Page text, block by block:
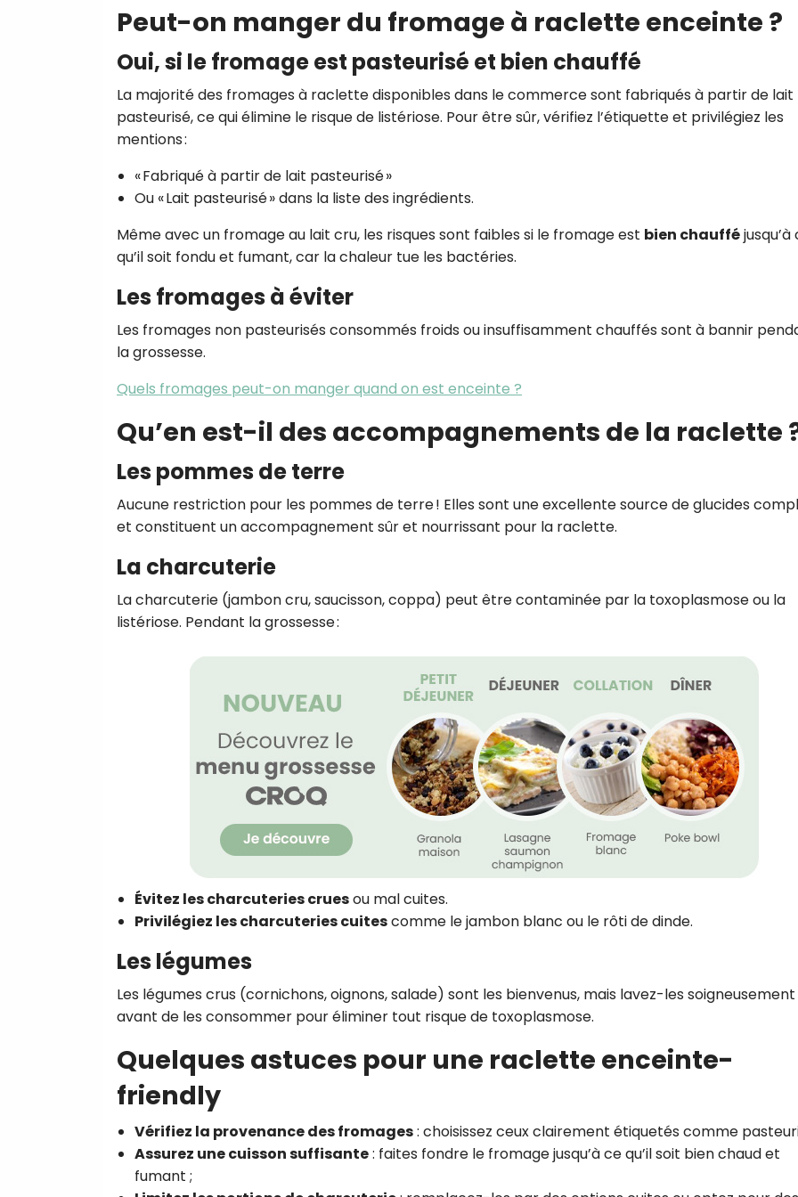
Peut-on manger du fromage à raclette enceinte ?
Oui, si le fromage est pasteurisé et bien chauffé
La majorité des fromages à raclette disponibles dans le commerce sont fabriqués à partir de lait
pasteurisé, ce qui élimine le risque de listériose. Pour être sûr, vérifiez l’étiquette et privilégiez les
mentions :
« Fabriqué à partir de lait pasteurisé »
Ou « Lait pasteurisé » dans la liste des ingrédients.
Même avec un fromage au lait cru, les risques sont faibles si le fromage est bien chaufféjusqu’à
qu’il soit fondu et fumant, car la chaleur tue les bactéries.
Les fromages à éviter
Les fromages non pasteurisés consommés froids ou insuffisamment chauffés sont à bannir
la grossesse.
Quels fromages peut-on manger quand on est enceinte ?
Qu’en est-il des accompagnements de la raclette
Les pommes de terre
Aucune restriction pour les pommes de terre ! Elles sont une excellente source de glucides
et constituent un accompagnement sûr et nourrissant pour la raclette.
La charcuterie
La charcuterie (jambon cru, saucisson, coppa) peut être contaminée par la toxoplasmose ou la
listériose. Pendant la grossesse :
Évitez les charcuteries cruesou mal cuites.
Privilégiez les charcuteries cuitescomme le jambon blanc ou le rôti de dinde.
Les légumes
Les légumes crus (cornichons, oignons, salade) sont les bienvenus, mais lavez-les soigneusement
avant de les consommer pour éliminer tout risque de toxoplasmose.
Quelques astuces pour une raclette enceinte-
friendly
Vérifiez la provenance des fromages: choisissez ceux clairement étiquetés comme
Assurez une cuisson suffisante: faites fondre le fromage jusqu’à ce qu’il soit bien chaud et
fumant ;